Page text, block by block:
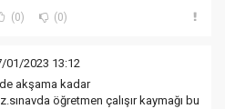
(0) (0)
01/2023 13:12
akşama kadar
öğretmen çalışır kaymağı bu